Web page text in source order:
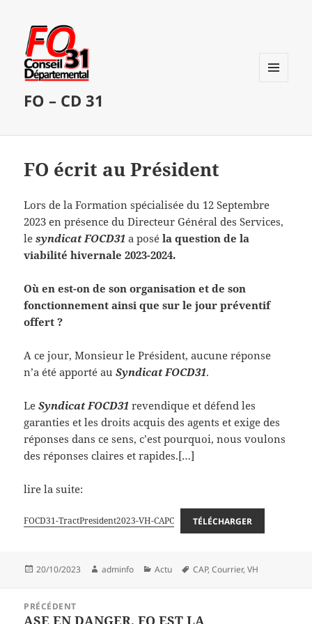
FO – CD 31
FO écrit au Président
Lors de la Formation spécialisée du 12 Septembre
2023 en présence du Directeur Général des Services,
lesyndicat FOCD31 a poséla question de la
viabilité hivernale 2023-2024.
Où en est-on de son organisation et de son
fonctionnement ainsi que sur le jour préventif
offert ?
A ce jour, Monsieur le Président, aucune réponse
n’a été apporté auSyndicat FOCD31.
LeSyndicat FOCD31 revendique et défend les
garanties et les droits acquis des agents et exige des
réponses dans ce sens, c’est pourquoi, nous voulons
des réponses claires et rapides.[…]
lire la suite:
FOCD31-TractPresident2023-VH-CAPC TÉLÉCHARGER
Publié
20/10/2023 Auteur
adminfo Catégories
Actu
Mots-
CAP,Courrier,VH
PRÉCÉDENT
Article